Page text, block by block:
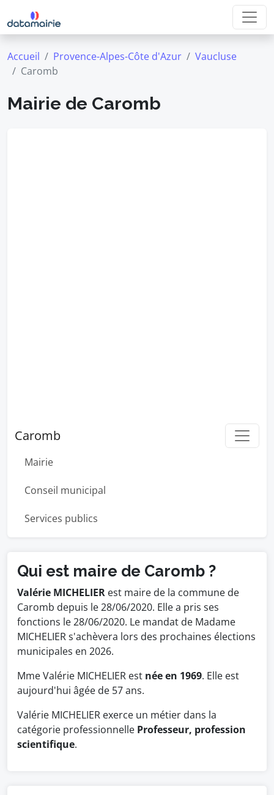
Accueil Provence-Alpes-Côte d'Azur
Vaucluse
Caromb
Mairie de Caromb
Caromb
Mairie
Conseil municipal
Services publics
Qui est maire de Caromb ?
Valérie MICHELIER est maire de la commune de
Caromb depuis le 28/06/2020. Elle a pris ses
fonctions le 28/06/2020. Le mandat de Madame
MICHELIER s'achèvera lors des prochaines élections
municipales en 2026.
Mme Valérie MICHELIER est née en 1969. Elle est
aujourd'hui âgée de 57 ans.
Valérie MICHELIER exerce un métier dans la
catégorie professionnelle Professeur, profession
scientifique.